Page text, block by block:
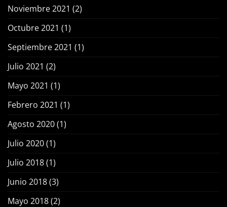
Noviembre 2021 (2)
Octubre 2021 (1)
Septiembre 2021 (1)
Julio 2021 (2)
Mayo 2021 (1)
Febrero 2021 (1)
Agosto 2020(1)
Julio 2020(1)
Julio 2018(1)
Junio 2018(3)
Mayo 2018(2)